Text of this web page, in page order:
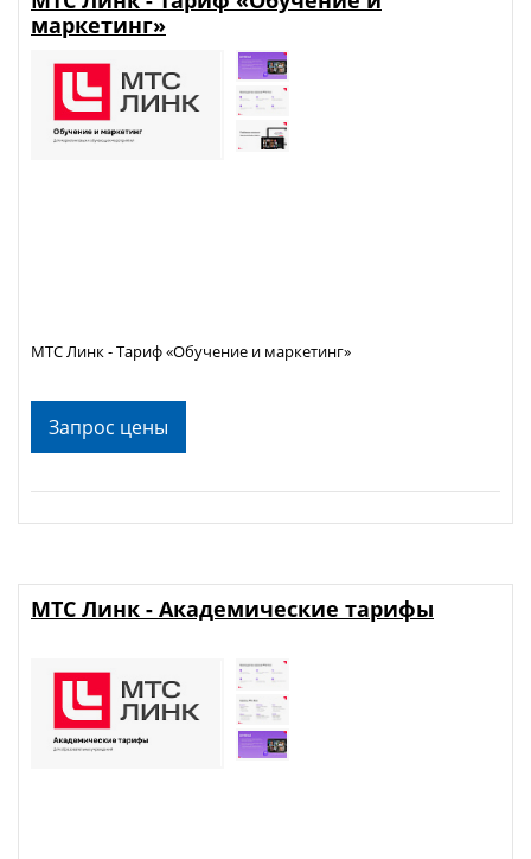
Запрос цены
маркетинг»
МТС Линк - Тариф «Обучение и маркетинг»
МТС Линк - Академические тарифы